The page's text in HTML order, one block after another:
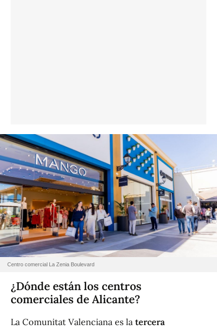
Centro comercial La Zenia Boulevard
¿Dónde están los centros
comerciales de Alicante?
La Comunitat Valenciana es la tercera